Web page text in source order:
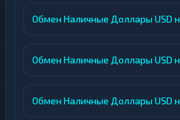
Обмен Наличные Доллары USD
Обмен Наличные Доллары USD
Обмен Наличные Доллары USD